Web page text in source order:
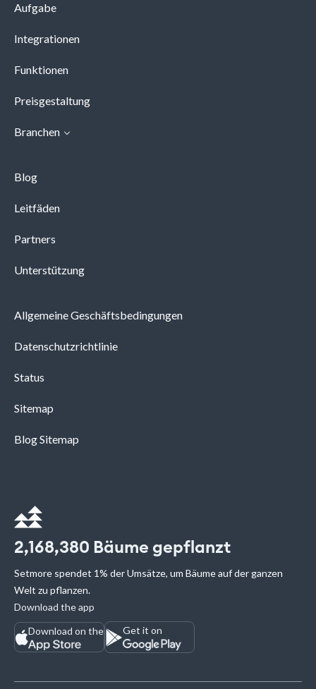
Aufgabe
Integrationen
Funktionen
Preisgestaltung
Branchen
Blog
Leitfäden
Partners
Unterstützung
Allgemeine Geschäftsbedingungen
Datenschutzrichtlinie
Status
Sitemap
Blog Sitemap
2,168,380 Bäume gepflanzt
Setmore spendet 1% der Umsätze, um Bäume auf der ganzen
Welt zu pflanzen.
Download the app
Download on the
Get it on